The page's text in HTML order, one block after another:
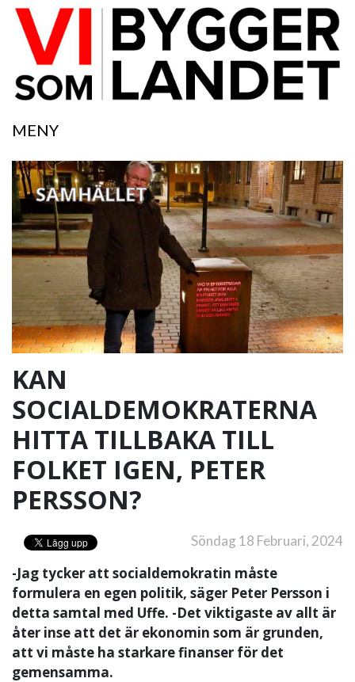
MENY
SAMHÄLLET
KAN
SOCIALDEMOKRATERNA
HITTA TILLBAKA TILL
FOLKET IGEN, PETER
PERSSON?
Söndag 18 Februari, 2024
-Jag tycker att socialdemokratin måste
formulera en egen politik, säger Peter Persson i
detta samtal med Uffe. -Det viktigaste av allt är
åter inse att det är ekonomin som är grunden,
att vi måste ha starkare finanser för det
gemensamma.